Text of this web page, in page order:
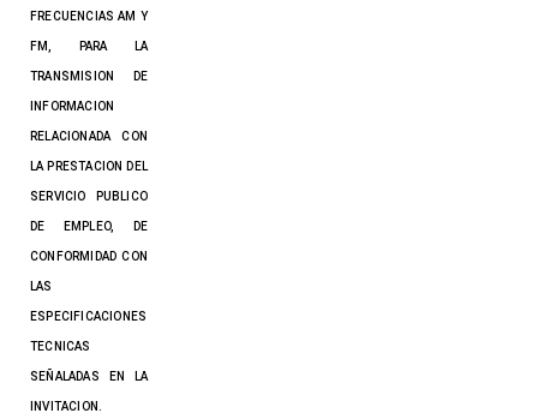
FRECUENCIAS AM Y
FM, PARA LA
TRANSMISION DE
INFORMACION
RELACIONADA CON
LA PRESTACION DEL
SERVICIO PUBLICO
DE EMPLEO, DE
CONFORMIDAD CON
LAS
ESPECIFICACIONES
TECNICAS
SEÑALADAS EN LA
INVITACION.